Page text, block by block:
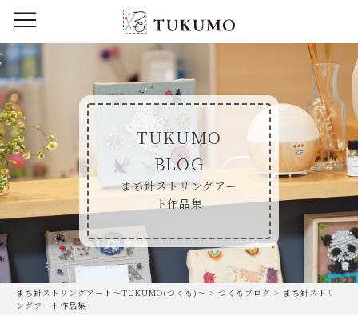
TUKUMO
BLOG
まち針ストリングアー
ト作品集
まち針ストリングアート〜TUKUMO(つくも)〜 > つくもブログ > まち針ストリ
ングアート作品集